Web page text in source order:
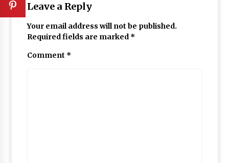
Leave a Reply
Your email address will not be published.
Required fields are marked *
Comment *